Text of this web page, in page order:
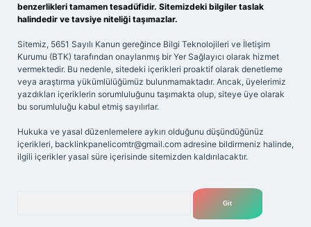
benzerlikleri tamamen tesadüfidir. Sitemizdeki bilgiler taslak
halindedir ve tavsiye niteliği taşımazlar.
Sitemiz, 5651 Sayılı Kanun gereğince Bilgi Teknolojileri ve İletişim
Kurumu (BTK) tarafından onaylanmış bir Yer Sağlayıcı olarak hizmet
vermektedir. Bu nedenle, sitedeki içerikleri proaktif olarak denetleme
veya araştırma yükümlülüğümüz bulunmamaktadır. Ancak, üyelerimiz
yazdıkları içeriklerin sorumluluğunu taşımakta olup, siteye üye olarak
bu sorumluluğu kabul etmiş sayılırlar.
Hukuka ve yasal düzenlemelere aykırı olduğunu düşündüğünüz
içerikleri, backlinkpanelicomtr@gmail.com adresine bildirmeniz halinde,
ilgili içerikler yasal süre içerisinde sitemizden kaldırılacaktır.